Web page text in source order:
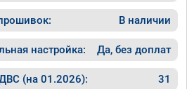
В наличии
настройка: Да, без доплат
(на 01.2026): 31